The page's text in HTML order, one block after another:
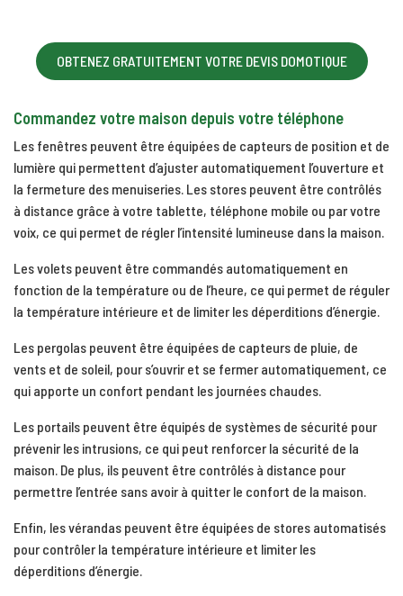
OBTENEZ GRATUITEMENT VOTRE DEVIS DOMOTIQUE
Commandez votre maison depuis votre téléphone
Les fenêtres peuvent être équipées de capteurs de position et de
lumière qui permettent d’ajuster automatiquement l’ouverture et
la fermeture des menuiseries. Les stores peuvent être contrôlés
à distance grâce à votre tablette, téléphone mobile ou par votre
voix, ce qui permet de régler l’intensité lumineuse dans la maison.
Les volets peuvent être commandés automatiquement en
fonction de la température ou de l’heure, ce qui permet de réguler
la température intérieure et de limiter les déperditions d’énergie.
Les pergolas peuvent être équipées de capteurs de pluie, de
vents et de soleil, pour s’ouvrir et se fermer automatiquement, ce
qui apporte un confort pendant les journées chaudes.
Les portails peuvent être équipés de systèmes de sécurité pour
prévenir les intrusions, ce qui peut renforcer la sécurité de la
maison. De plus, ils peuvent être contrôlés à distance pour
permettre l’entrée sans avoir à quitter le confort de la maison.
Enfin, les vérandas peuvent être équipées de stores automatisés
pour contrôler la température intérieure et limiter les
déperditions d’énergie.